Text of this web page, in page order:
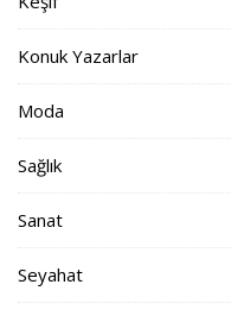
Konuk Yazarlar
Moda
Sağlık
Sanat
Seyahat